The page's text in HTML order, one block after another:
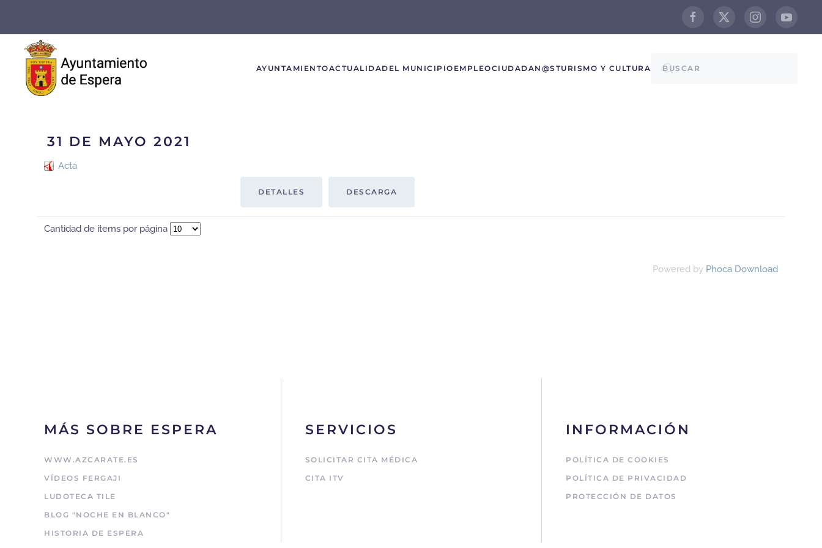
Skip to main content
AYUNTAMIENTOACTUALIDAD EL MUNICIPIO EMPLEOCIUDADAN@S TURISMO Y CULTURA
31 DE MAYO 2021
Acta
DESCARGA
DETALLES
Cantidad de ítems por página
Powered by Phoca Download
MÁS SOBRE ESPERA
WWW.AZCARATE.ES
VÍDEOS FERGAJI
LUDOTECA TILE
BLOG "NOCHE EN BLANCO"
HISTORIA DE ESPERA
SERVICIOS
SOLICITAR CITA MÉDICA
CITA ITV
INFORMACIÓN
POLÍTICA DE COOKIES
POLÍTICA DE PRIVACIDAD
PROTECCIÓN DE DATOS